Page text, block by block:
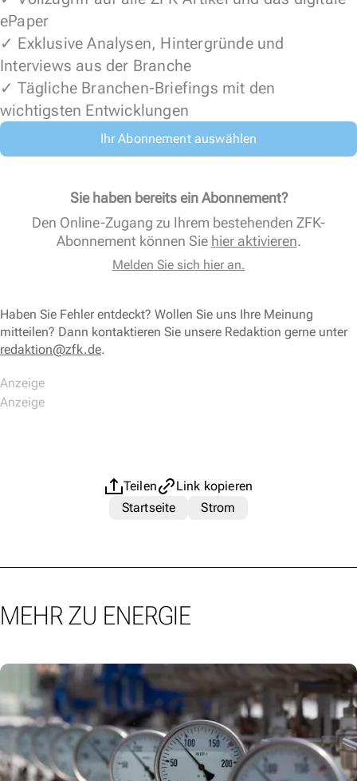
ePaper
✓ Exklusive Analysen, Hintergründe und
Interviews aus der Branche
✓ Tägliche Branchen-Briefings mit den
wichtigsten Entwicklungen
Ihr Abonnement auswählen
Sie haben bereits ein Abonnement?
Den Online-Zugang zu Ihrem bestehenden ZFK-
Abonnement können Sie hier aktivieren.
Melden Sie sich hier an.
Haben Sie Fehler entdeckt? Wollen Sie uns Ihre Meinung
mitteilen? Dann kontaktieren Sie unsere Redaktion gerne unter
redaktion@zfk.de.
Teilen
Link kopieren
Startseite
Strom
MEHR ZU ENERGIE